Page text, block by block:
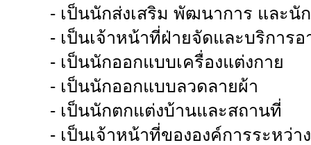
- เป็นนักส่งเสริม พัฒนาการ และนั
- เป็นเจ้าหน้าที่ฝ่ายจัดและบริการอ
- เป็นนักออกแบบเครื่องแต่งกาย
- เป็นนักออกแบบลวดลายผ้า
- เป็นนักตกแต่งบ้านและสถานที่
- เป็นเจ้าหน้าที่ขององค์การระหว่า